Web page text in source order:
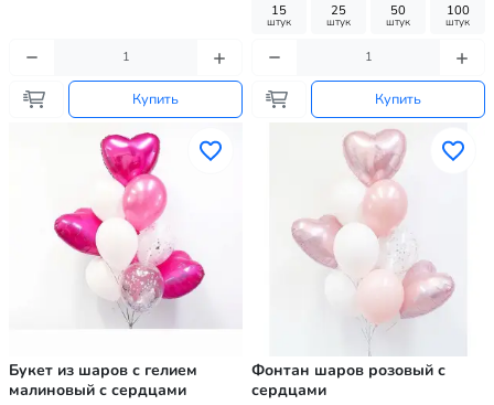
Купить
15
штук
25
штук
50
штук
100
штук
Купить
Букет из шаров с гелием
малиновый с сердцами
Фонтан шаров розовый с
сердцами